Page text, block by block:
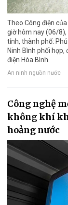
Theo Công điện
giờ hôm nay (06/8),
tỉnh, thành phố: Phú
Ninh Bình phối
điện Hòa Bình.
An ninh nguồn nước
Công nghệ
không khí
hoảng nước